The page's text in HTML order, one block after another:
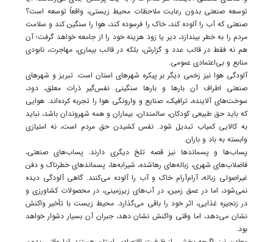
توسعه صنعتی بدون رعایت ملاحظات محیط زیستی، واقعاً توسعه است؟
صنعتی که آب را آلوده کند، خاک را فرسوده کند، هوا را سنگین کند و سلامت
مردم را به خطر بیندازد، دیر یا زود هزینه خود را از جامعه خواهد گرفت؛ آن
هم نه فقط در قالب عدد و گزارش، بلکه در قالب بیماری، مهاجرت، نابودی
منابع و بی‌اعتمادی عمومی.
آلودگی هوا نیز زخمی دیگر بر پیکره شهرهای استان است. تبریز و شهرهای
صنعتی اطراف آن بارها و بارها سنگینی نفس‌گیر ذرات معلق، دود،
سوخت‌های آلاینده، ترافیک، صنایع و وارونگی هوا را تجربه کرده‌اند. هوایی
که باید حق طبیعی کودکان، سالمندان، بیماران و همه شهروندان باشد، نباید
به کالایی کمیاب تبدیل شود. نفس کشیدن حق مردم است، نه امتیازی
وابسته به باد و باران.
پساب‌ها و پسماندها نیز قصه تلخ دیگری دارند. پساب‌های صنعتی،
فاضلاب‌های شهری، زباله‌های رهاشده، شیرابه‌ها، پسماندهای خطرناک و دفن
غیراصولی زباله، آرام‌آرام خاک و آب را آلوده می‌کنند. گاهی آلودگی دیده
نمی‌شود، اما در عمق زمین، در آب‌های زیرزمینی، در محصولات کشاورزی و
در زنجیره غذایی، اثر خود را باقی می‌گذارد. محیط زیست با تأخیر واکنش
نشان می‌دهد، اما وقتی واکنش نشان دهد، جبران آن بسیار دشوار خواهد
بود.